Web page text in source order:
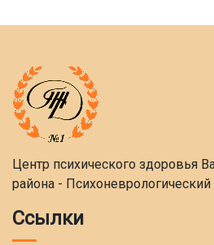
Центр психического здоровья
района -
Ссылки